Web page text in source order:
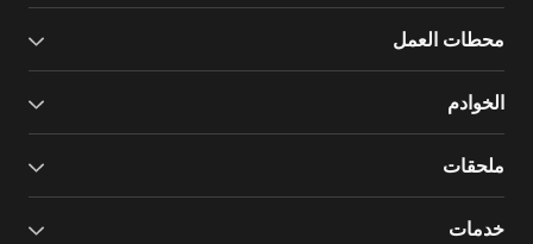
محطات العمل
الخوادم
ملحقات
خدمات